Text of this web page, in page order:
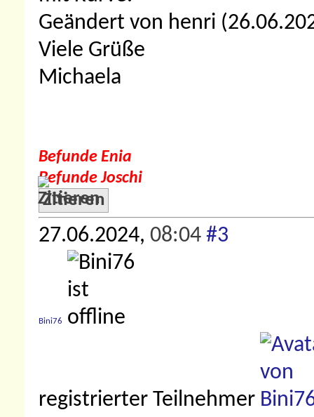
Geändert von henri
Viele Grüße
Michaela
Befunde Enia
Befunde Joschi
Zitieren
27.06.2024, 08:04 #3
Bini76
registrierter Teilnehmer